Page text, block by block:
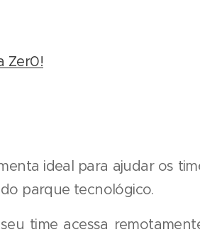
Zer0!
ideal para ajudar os
parque tecnológico.
time acessa